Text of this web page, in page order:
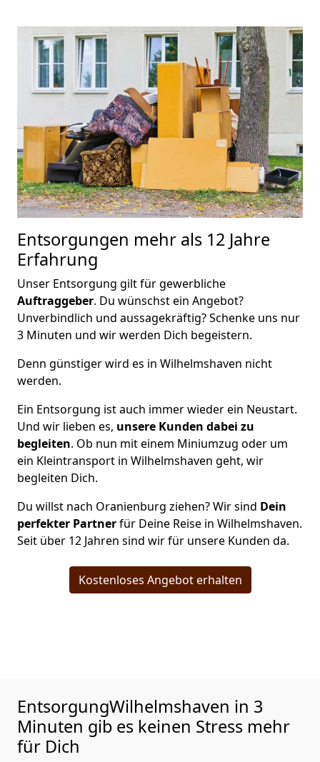
Entsorgungen mehr als 12 Jahre
Erfahrung
Unser Entsorgung gilt für gewerbliche
Auftraggeber. Du wünschst ein Angebot?
Unverbindlich und aussagekräftig? Schenke uns nur
3 Minuten und wir werden Dich begeistern.
Denn günstiger wird es in Wilhelmshaven nicht
werden.
Ein Entsorgung ist auch immer wieder ein Neustart.
Und wir lieben es, unsere Kunden dabei zu
begleiten. Ob nun mit einem Miniumzug oder um
ein Kleintransport in Wilhelmshaven geht, wir
begleiten Dich.
Du willst nach Oranienburg ziehen? Wir sind Dein
perfekter Partnerfür Deine Reise in Wilhelmshaven.
Seit über 12 Jahren sind wir für unsere Kunden da.
Kostenloses Angebot erhalten
EntsorgungWilhelmshaven in 3
Minuten gib es keinen Stress mehr
für Dich